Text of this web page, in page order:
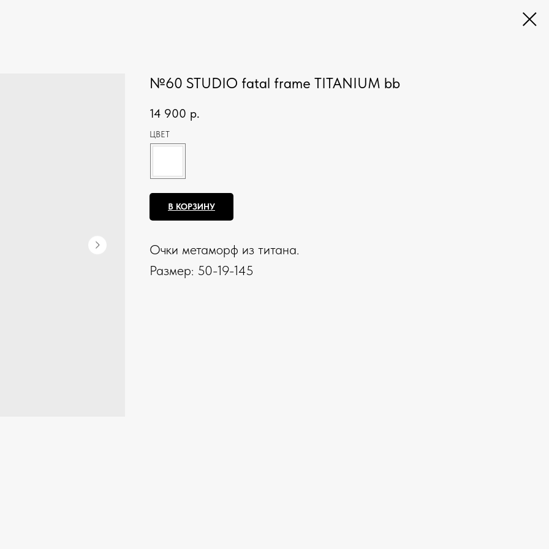
№60 STUDIO fatal frame TITANIUM bb
14 900 р.
ЦВЕТ
В КОРЗИНУ
Очки метаморф из титана.
Размер: 50-19-145